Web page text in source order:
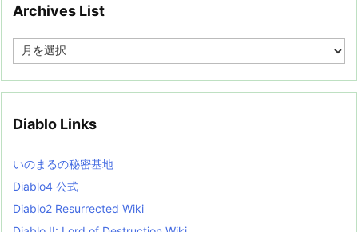
Archives List
e
i
s
t
Diablo Links
いのまるの秘密基地
Diablo4 公式
Diablo2 Resurrected Wiki